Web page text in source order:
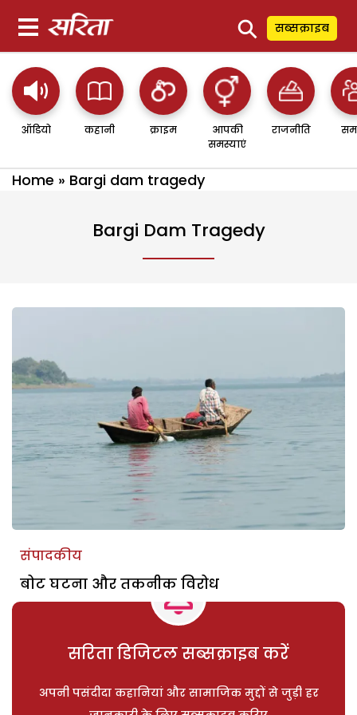
⚲ सब्सक्राइब
ऑडियो कहानी क्राइम
आपकी
समस्याएं
राजनीति
Home » Bargi dam tragedy
Bargi Dam Tragedy
संपादकीय
बोट घटना और तकनीक विरोध
सरिता डिजिटल सब्सक्राइब करें
अपनी पसंदीदा कहानियां और सामाजिक मुद्दों से जुड़ी हर